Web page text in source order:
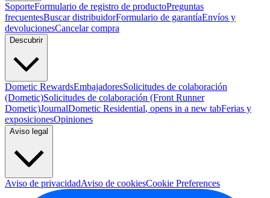
SoporteFormulario de registro de productoPreguntas
frecuentesBuscar distribuidorFormulario de garantíaEnvíos y
devolucionesCancelar compra
Descubrir
Dometic RewardsEmbajadoresSolicitudes de colaboración
(Dometic)Solicitudes de colaboración (Front Runner
Dometic)JournalDometic Residential, opens in a new tabFerias y
exposicionesOpiniones
Aviso legal
Aviso de privacidadAviso de cookiesCookie Preferences